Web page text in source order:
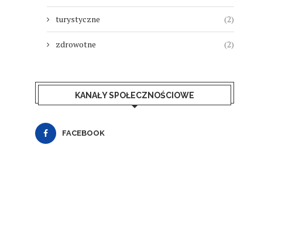
turystyczne (2)
zdrowotne (2)
KANAŁY SPOŁECZNOŚCIOWE
FACEBOOK